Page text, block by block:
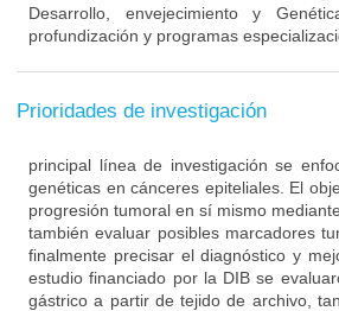
Desarrollo, envejecimiento y
profundización y programas
Prioridades de investigación
principal línea de investigación se
genéticas en cánceres epiteliales. El
progresión tumoral en sí mismo
también evaluar posibles marcadores
finalmente precisar el diagnóstico y
estudio financiado por la DIB se
gástrico a partir de tejido de archivo,